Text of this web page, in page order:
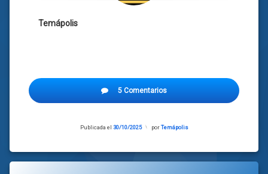
Temápolis
5 Comentarios
Publicada el 30/10/2025
Actualizado
porTemápolis